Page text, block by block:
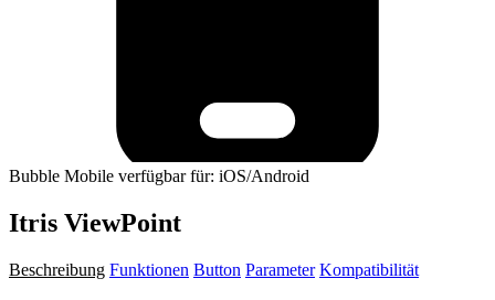
Bubble Mobile verfügbar für: iOS/Android
Itris ViewPoint
Beschreibung Funktionen Button Parameter Kompatibilität